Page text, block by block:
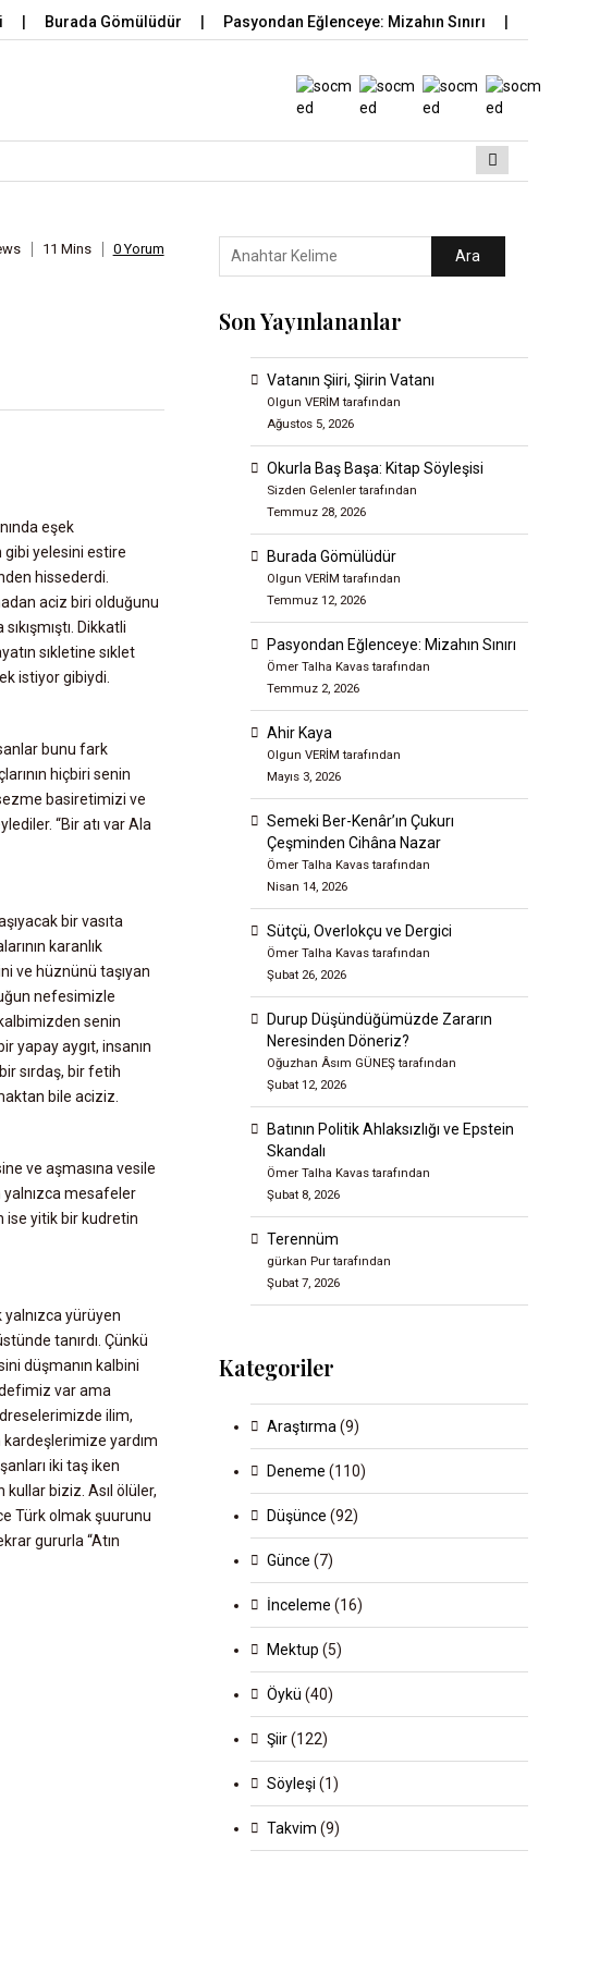
Burada Gömülüdür Pasyondan Eğlenceye: Mizahın Sınırı
11 Mins 0 Yorum
eşek
gibi yelesini estire
hissederdi.
aciz biri olduğunu
Dikkatli
sıkletine sıklet
istiyor gibiydi.
bunu fark
hiçbiri senin
basiretimizi ve
“Bir atı var Ala
bir vasıta
karanlık
ve hüznünü taşıyan
nefesimizle
senin
yapay aygıt, insanın
sırdaş, bir fetih
bile aciziz.
ve aşmasına vesile
yalnızca mesafeler
ise yitik bir kudretin
yalnızca yürüyen
tanırdı. Çünkü
düşmanın kalbini
var ama
ilim,
yardım
iki taş iken
biziz. Asıl ölüler,
Türk olmak şuurunu
gururla “Atın
Ara
Son Yayınlananlar
Vatanın Şiiri, Şiirin Vatanı
Olgun VERİM tarafından
Ağustos 5, 2026
Okurla Baş Başa: Kitap Söyleşisi
Sizden Gelenler tarafından
Temmuz 28, 2026
Burada Gömülüdür
Olgun VERİM tarafından
Temmuz 12, 2026
Pasyondan Eğlenceye: Mizahın Sınırı
Ömer Talha Kavas tarafından
Temmuz 2, 2026
Ahir Kaya
Olgun VERİM tarafından
Mayıs 3, 2026
Semeki Ber-Kenâr’ın Çukurı
Çeşminden Cihâna Nazar
Ömer Talha Kavas tarafından
Nisan 14, 2026
Sütçü, Overlokçu ve Dergici
Ömer Talha Kavas tarafından
Şubat 26, 2026
Durup Düşündüğümüzde Zararın
Neresinden Döneriz?
Oğuzhan Âsım GÜNEŞ tarafından
Şubat 12, 2026
Batının Politik Ahlaksızlığı ve Epstein
Skandalı
Ömer Talha Kavas tarafından
Şubat 8, 2026
Terennüm
gürkan Pur tarafından
Şubat 7, 2026
Kategoriler
Araştırma (9)
Deneme (110)
Düşünce (92)
Günce (7)
İnceleme (16)
Mektup (5)
Öykü (40)
Şiir(122)
Söyleşi (1)
Takvim (9)